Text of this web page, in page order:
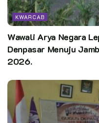
KWARCAB
Wawali Arya Negara
Denpasar Menuju
2026.